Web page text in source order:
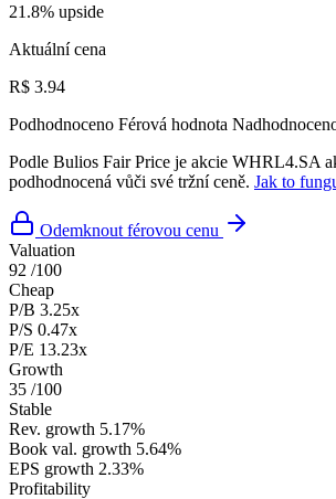
21.8% upside
Aktuální cena
R$ 3.94
Podhodnoceno Férová hodnota
Podle Bulios Fair Price je akcie WHRL4.SA
podhodnocená vůči své tržní ceně. Jak to
Odemknout férovou cenu
Valuation
92 /100
Cheap
P/B 3.25x
P/S 0.47x
P/E 13.23x
Growth
35 /100
Stable
Rev. growth 5.17%
Book val. growth 5.64%
EPS growth 2.33%
Profitability